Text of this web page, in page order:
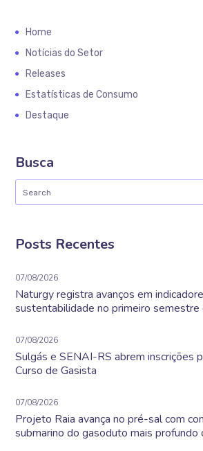
Home
Notícias do Setor
Releases
Estatísticas de Consumo
Destaque
Busca
Posts Recentes
07/08/2026
Naturgy registra avanços em
sustentabilidade no primeiro
07/08/2026
Sulgás e SENAI-RS abrem inscrições
Curso de Gasista
07/08/2026
Projeto Raia avança no pré-sal com
submarino do gasoduto mais profundo